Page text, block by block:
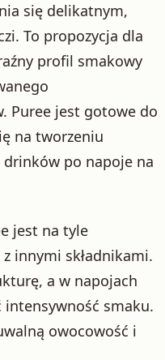
się delikatnym,
To propozycja dla
profil smakowy
Puree jest gotowe do
na tworzeniu
drinków po napoje na
jest na tyle
z innymi składnikami.
a w napojach
smaku.
owocowość i